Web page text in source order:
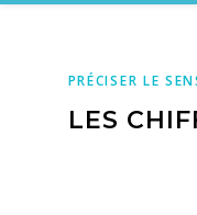
PRÉCISER LE
LES